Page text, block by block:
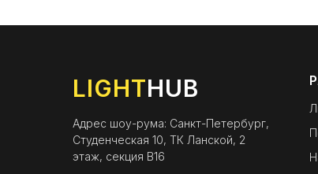
LIGHTHUB
Адрес шоу-рума: Санкт-Петербург,
Студенческая 10, ТК Ланской, 2
этаж, секция B16